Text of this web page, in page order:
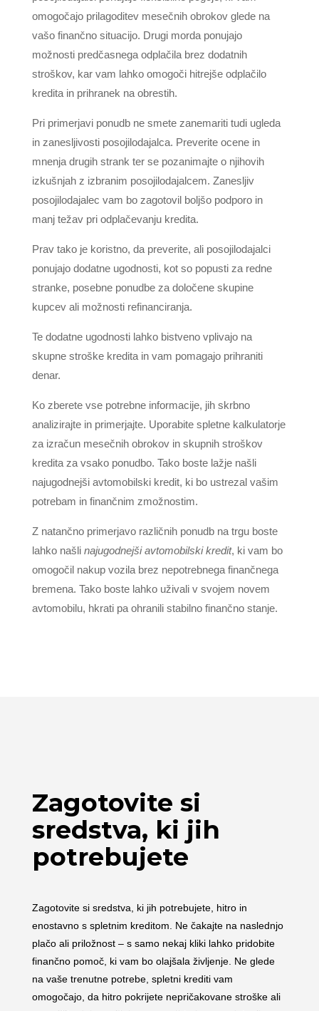
omogočajo prilagoditev mesečnih obrokov glede na
vašo finančno situacijo. Drugi morda ponujajo
možnosti predčasnega odplačila brez dodatnih
stroškov, kar vam lahko omogoči hitrejše odplačilo
kredita in prihranek na obrestih.
Pri primerjavi ponudb ne smete zanemariti tudi ugleda
in zanesljivosti posojilodajalca. Preverite ocene in
mnenja drugih strank ter se pozanimajte o njihovih
izkušnjah z izbranim posojilodajalcem. Zanesljiv
posojilodajalec vam bo zagotovil boljšo podporo in
manj težav pri odplačevanju kredita.
Prav tako je koristno, da preverite, ali posojilodajalci
ponujajo dodatne ugodnosti, kot so popusti za redne
stranke, posebne ponudbe za določene skupine
kupcev ali možnosti refinanciranja.
Te dodatne ugodnosti lahko bistveno vplivajo na
skupne stroške kredita in vam pomagajo prihraniti
denar.
Ko zberete vse potrebne informacije, jih skrbno
analizirajte in primerjajte. Uporabite spletne kalkulatorje
za izračun mesečnih obrokov in skupnih stroškov
kredita za vsako ponudbo. Tako boste lažje našli
najugodnejši avtomobilski kredit, ki bo ustrezal vašim
potrebam in finančnim zmožnostim.
Z natančno primerjavo različnih ponudb na trgu boste
lahko našli najugodnejši avtomobilski kredit, ki vam bo
omogočil nakup vozila brez nepotrebnega finančnega
bremena. Tako boste lahko uživali v svojem novem
avtomobilu, hkrati pa ohranili stabilno finančno stanje.
Zagotovite si
sredstva, ki jih
potrebujete
Zagotovite si sredstva, ki jih potrebujete, hitro in
enostavno s spletnim kreditom. Ne čakajte na naslednjo
plačo ali priložnost – s samo nekaj kliki lahko pridobite
finančno pomoč, ki vam bo olajšala življenje. Ne glede
na vaše trenutne potrebe, spletni krediti vam
omogočajo, da hitro pokrijete nepričakovane stroške ali